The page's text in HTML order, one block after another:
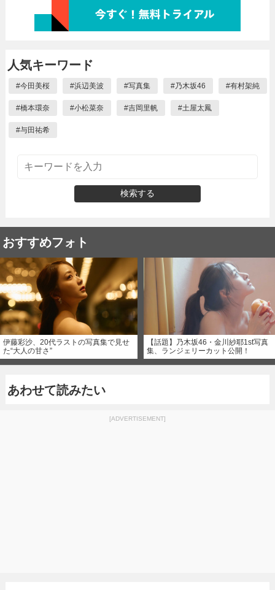
人気キーワード
#今田美桜 #浜辺美波 #写真集 #乃木坂46 #有村架純
#橋本環奈 #小松菜奈 #吉岡里帆 #土屋太鳳
#与田祐希
検索する
おすすめフォト
伊藤彩沙、20代ラストの写真集で見せ
た“大人の甘さ”
【話題】乃木坂46・金川紗耶1st写真
集、ランジェリーカット公開！
あわせて読みたい
[ADVERTISEMENT]